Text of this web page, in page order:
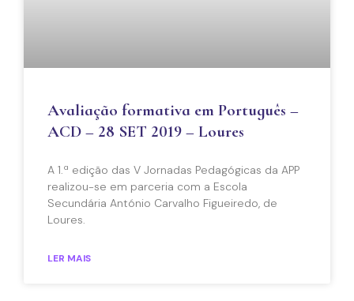
Avaliação formativa em Português –
ACD – 28 SET 2019 – Loures
A 1.ª edição das V Jornadas Pedagógicas da APP
realizou-se em parceria com a Escola
Secundária António Carvalho Figueiredo, de
Loures.
LER MAIS